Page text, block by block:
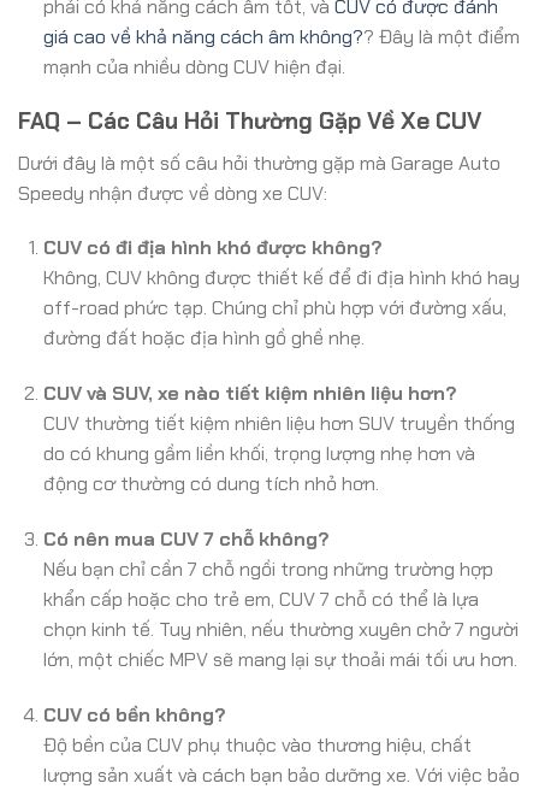
phải có khả năng cách âm tốt, và CUV có được đánh
giá cao về khả năng cách âm không?? Đây là một điểm
mạnh của nhiều dòng CUV hiện đại.
FAQ – Các Câu Hỏi Thường Gặp Về Xe CUV
Dưới đây là một số câu hỏi thường gặp mà Garage Auto
Speedy nhận được về dòng xe CUV:
CUV có đi địa hình khó được không?
Không, CUV không được thiết kế để đi địa hình khó hay
off-road phức tạp. Chúng chỉ phù hợp với đường xấu,
đường đất hoặc địa hình gồ ghề nhẹ.
CUV và SUV, xe nào tiết kiệm nhiên liệu hơn?
CUV thường tiết kiệm nhiên liệu hơn SUV truyền thống
do có khung gầm liền khối, trọng lượng nhẹ hơn và
động cơ thường có dung tích nhỏ hơn.
Có nên mua CUV 7 chỗ không?
Nếu bạn chỉ cần 7 chỗ ngồi trong những trường hợp
khẩn cấp hoặc cho trẻ em, CUV 7 chỗ có thể là lựa
chọn kinh tế. Tuy nhiên, nếu thường xuyên chở 7 người
lớn, một chiếc MPV sẽ mang lại sự thoải mái tối ưu hơn.
CUV có bền không?
Độ bền của CUV phụ thuộc vào thương hiệu, chất
lượng sản xuất và cách bạn bảo dưỡng xe. Với việc bảo